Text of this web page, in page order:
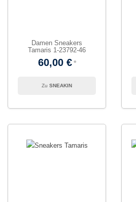
Damen Sneakers
Tamaris 1-23792-46
60,00 €
SNEAKIN